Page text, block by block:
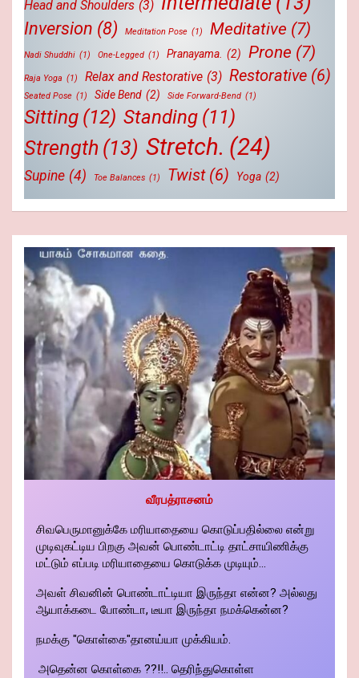
Head and Shoulders (3)
Inversion (8) Meditation Pose (1) Meditative (7)
Nadi Shuddhi (1) One-Legged (1) Pranayama. (2) Prone (7)
Raja Yoga (1) Relax and Restorative (3) Restorative (6)
Seated Pose (1) Side Bend (2) Side Forward-Bend (1)
Sitting (12) Standing (11)
Strength (13) Stretch. (24)
Supine (4) Toe Balances (1) Twist (6) Yoga (2)
வீரபத்ராசனம்
சிவபெருமானுக்கே மரியாதையை கொடுப்பதில்லை என்று
முடிவுகட்டிய பிறகு அவன் பொண்டாட்டி தாட்சாயிணிக்கு
மட்டும் எப்படி மரியாதையை கொடுக்க முடியும்...
அவள் சிவனின் பொண்டாட்டியா இருந்தா என்ன? அல்லது
ஆயாக்கடை போண்டா, டீயா இருந்தா நமக்கென்ன?
நமக்கு "கொள்கை"தானய்யா முக்கியம்.
அதென்ன கொள்கை ??!!.. தெரிந்துகொள்ள